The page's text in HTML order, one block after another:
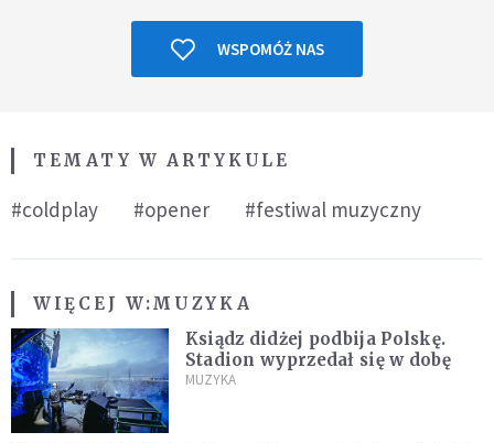
WSPOMÓŻ NAS
TEMATY W ARTYKULE
#coldplay #opener #festiwal muzyczny
WIĘCEJ W:MUZYKA
Ksiądz didżej podbija Polskę.
Stadion wyprzedał się w dobę
MUZYKA